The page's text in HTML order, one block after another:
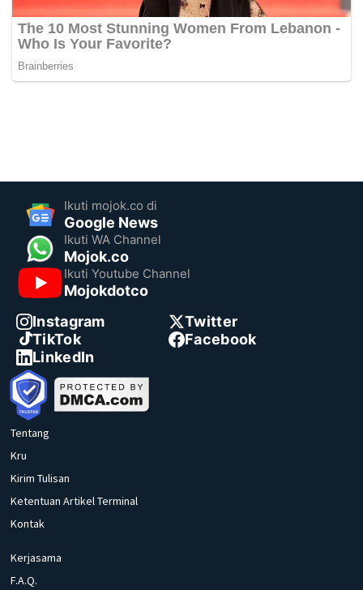
Ikuti mojok.co di
Google News
Ikuti WA Channel
Mojok.co
Ikuti Youtube Channel
Mojokdotco
Instagram
Twitter
TikTok
Facebook
LinkedIn
Tentang
Kru
Kirim Tulisan
Ketentuan Artikel Terminal
Kontak
Kerjasama
F.A.Q.